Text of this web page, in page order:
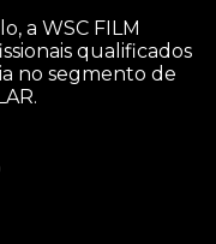
a WSC FILM
qualificados
no segmento de